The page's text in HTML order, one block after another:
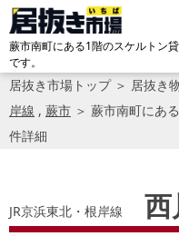
蕨市南町にある1階のスケルトン
です。
居抜き市場トップ＞ 居抜き
岸線 , 蕨市 ＞ 蕨市南町にあ
件詳細
JR京浜東北・根岸線 西